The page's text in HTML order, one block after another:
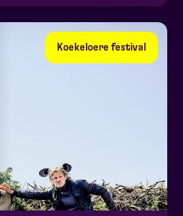
Koekeloere festival